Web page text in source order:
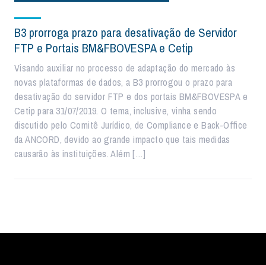
B3 prorroga prazo para desativação de Servidor
FTP e Portais BM&FBOVESPA e Cetip
Visando auxiliar no processo de adaptação do mercado às
novas plataformas de dados, a B3 prorrogou o prazo para
desativação do servidor FTP e dos portais BM&FBOVESPA e
Cetip para 31/07/2019. O tema, inclusive, vinha sendo
discutido pelo Comitê Jurídico, de Compliance e Back-Office
da ANCORD, devido ao grande impacto que tais medidas
causarão às instituições. Além […]